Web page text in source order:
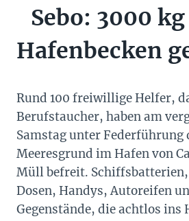
Sebo: 3000
Hafenbecken
Rund 100 freiwillige Helfer,
Berufstaucher, haben am
Samstag unter Federführung
Meeresgrund im Hafen von
Müll befreit.
Dosen, Handys, Autoreifen
Gegenstände, die achtlos ins